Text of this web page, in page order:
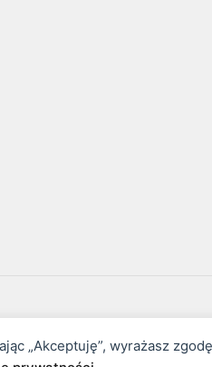
„Akceptuję”, wyrażasz